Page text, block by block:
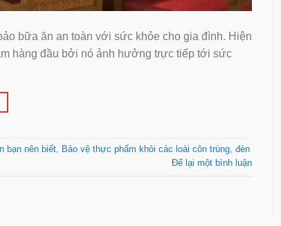
bữa ăn an toàn với sức khỏe cho gia đình. Hiện
hàng đầu bởi nó ảnh hưởng trực tiếp tới sức
bạn nên biết, Bảo vệ thực phẩm khỏi các loài côn trùng, đèn
Để lại một bình luận